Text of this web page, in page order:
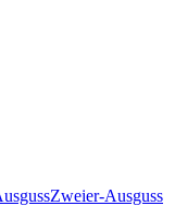
Zweier-Ausguss